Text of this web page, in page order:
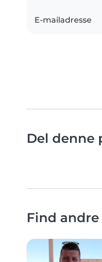
E-mailadresse
Del denne
Find